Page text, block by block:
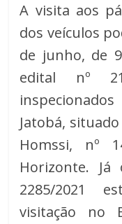
A visita aos
dos veículos
de junho, de
edital nº
Jatobá,
Homssi, nº
Horizonte.
2285/2021
visitação no